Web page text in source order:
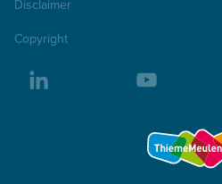
Disclaimer
Copyright